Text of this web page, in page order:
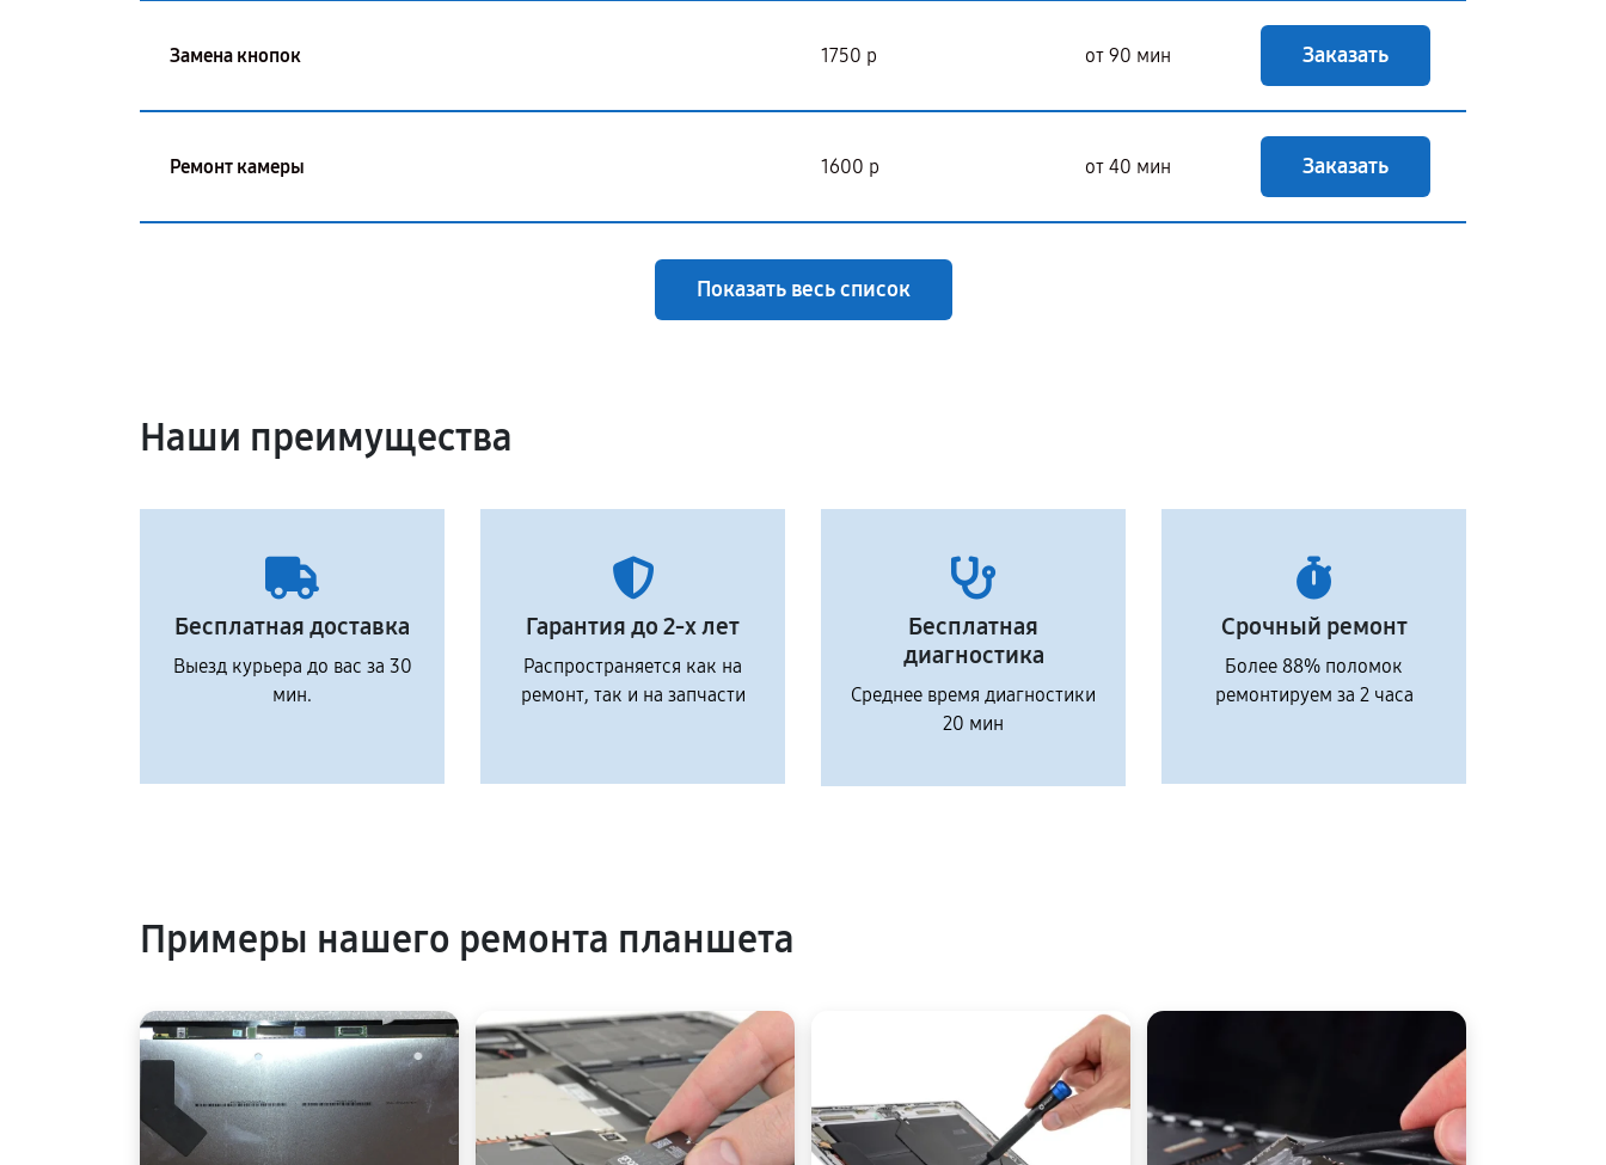
Замена кнопок 1750 р от 90 мин Заказать
Ремонт камеры 1600 р от 40 мин Заказать
Показать весь список
Наши преимущества
Бесплатная доставка
Выезд курьера до вас за 30
мин.
Гарантия до 2-х лет
Распространяется как на
ремонт, так и на запчасти
Бесплатная
диагностика
Среднее время диагностики
20 мин
Срочный ремонт
Более 88% поломок
ремонтируем за 2 часа
Примеры нашего ремонта планшета